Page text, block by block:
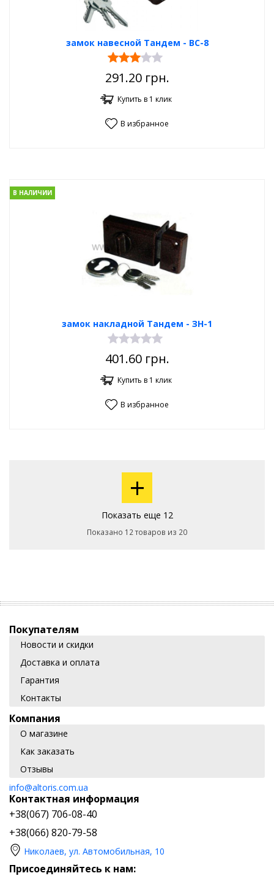
замок навесной Тандем - ВС-8
291.20грн.
Купить в 1 клик
В избранное
замок накладной Тандем - ЗН-1
В НАЛИЧИИ
401.60грн.
Купить в 1 клик
В избранное
+
Показать еще 12
Показано 12 товаров из 20
Покупателям
Новости и скидки
Доставка и оплата
Гарантия
Контакты
Компания
О магазине
Как заказать
Отзывы
info@altoris.com.ua
Контактная информация
+38(067) 706-08-40
+38(066) 820-79-58
Николаев, ул. Автомобильная, 10
Присоединяйтесь к нам: